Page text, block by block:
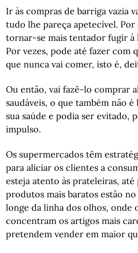
Ir às compras de barriga vazia
tudo lhe pareça apetecível. Por
tornar-se mais tentador fugir à
Por vezes, pode até fazer com
que nunca vai comer, isto é,
Ou então, vai fazê-lo comprar
saudáveis, o que também não
sua saúde e podia ser evitado,
impulso.
Os supermercados têm
para aliciar os clientes a
esteja atento às prateleiras, até
produtos mais baratos estão
longe da linha dos olhos, onde
concentram os artigos mais
pretendem vender em maior